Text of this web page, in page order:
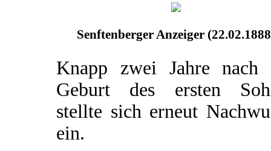
Senftenberger Anzeiger
Knapp zwei Jahre nach
Geburt des ersten
stellte sich erneut
ein.